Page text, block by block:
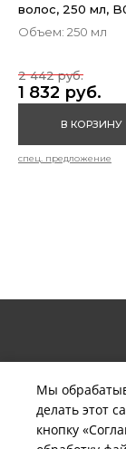
волос, 250 мл,
Объем: 250 мл
1 832 руб.
2 442 руб.
В КОРЗИНУ
спец. предложение
Мы
делать этот
кнопку